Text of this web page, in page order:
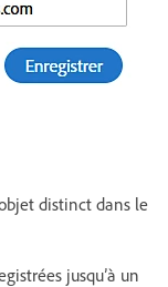
distinct dans le
jusqu’à un